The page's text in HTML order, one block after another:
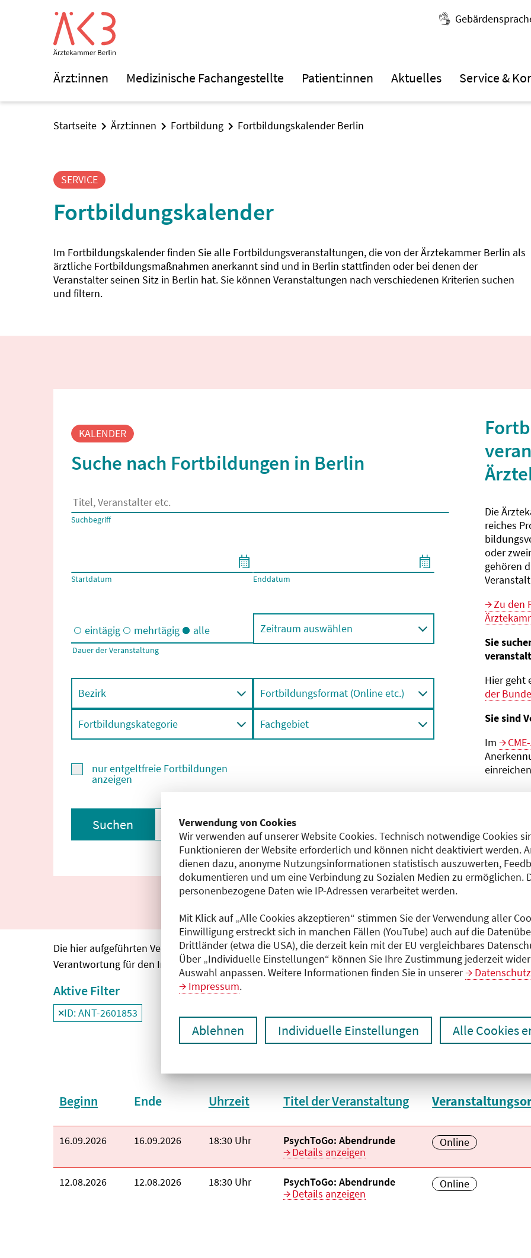
Verwendung von Cookies
Wir verwenden auf unserer Website Cookies. Technisch notwendige Cookies
Funktionieren der Website erforderlich und können nicht deaktiviert werden.
dienen dazu, anonyme Nutzungsinformationen statistisch auszuwerten,
dokumentieren und um eine Verbindung zu Sozialen Medien zu ermöglichen.
personenbezogene Daten wie IP-Adressen verarbeitet werden.
Mit Klick auf „Alle Cookies akzeptieren“ stimmen Sie der Verwendung aller
Einwilligung erstreckt sich in manchen Fällen (YouTube) auch auf die
Drittländer (etwa die USA), die derzeit kein mit der EU vergleichbares
Über „Individuelle Einstellungen“ können Sie Ihre Zustimmung jederzeit
Auswahl anpassen. Weitere Informationen finden Sie in unserer
Impressum.
Ablehnen Individuelle Einstellungen Alle Cookies
Ärzt:innen Medizinische Fachangestellte Patient:innen Aktuelles Service &
Startseite Ärzt:innen Fortbildung Fortbildungskalender Berlin
SERVICE
Fortbildungskalender
Im Fortbildungskalender finden Sie alle Fortbildungsveranstaltungen, die von der Ärztekammer Berlin als
ärztliche Fortbildungsmaßnahmen anerkannt sind und in Berlin stattfinden oder bei denen der
Veranstalter seinen Sitz in Berlin hat. Sie können Veranstaltungen nach verschiedenen Kriterien suchen
und filtern.
KALENDER
Suche nach Fortbildungen in Berlin
Es erscheinen Suchvorschläge, wenn mindestens 2 Zeichen eingegeben wurden.
Suchbegriff
Startdatum Enddatum
Eintägige und/oder mehrtägige Veranstaltungen
eintägig mehrtägig alle
Dauer der Veranstaltung
Zeitraum auswählen
Bezirk
Fortbildungskategorie
Fortbildungsformat (Online etc.)
Fachgebiet
nur entgeltfreie Fortbildungen
anzeigen
Suchen Filter zurücksetzen
Die
reiches
oder
gehören
Zu den
Sie
Hier geht
der
Sie sind
Im
Die hier aufgeführten Veranstaltungen entsprechen den unmittelbar vom Veranstalter getätigten
Verantwortung für den Inhalt, die Haftung obliegt dem Veranstalter.
Aktive Filter
Filter
ID: ANT-2601853
deaktivieren und Suchergebnisse neu laden
Beginn Ende Uhrzeit Titel der Veranstaltung aufsteigend
aufsteigend
Beginn:
16.09.2026 Ende:
16.09.2026 Uhrzeit:
18:30 Uhr Veranstaltungstitel:
PsychToGo: Abendrunde
Details anzeigen
Veranstaltungsort:
Online
Beginn:
12.08.2026 Ende:
12.08.2026 Uhrzeit:
18:30 Uhr Veranstaltungstitel:
PsychToGo: Abendrunde
Details anzeigen
Veranstaltungsort:
Online